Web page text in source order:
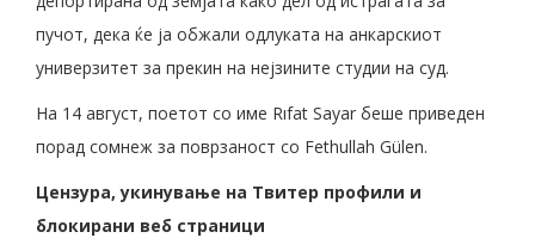
пучот, дека ќе ја обжали одлуката на анкарскиот
универзитет за прекин на нејзините студии на суд.
На 14 август, поетот со име Rıfat Sayar беше приведен
порад сомнеж за поврзаност со Fethullah Gülen.
Цензура, укинување на Твитер профили и
блокирани веб страници